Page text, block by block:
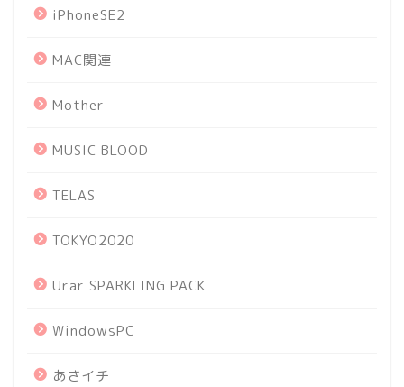
iPhoneSE2
MAC関連
Mother
MUSIC BLOOD
TELAS
TOKYO2020
Urar SPARKLING PACK
WindowsPC
あさイチ